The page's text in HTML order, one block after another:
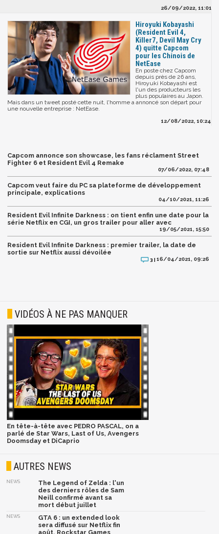
26/09/2022, 11:01
Hiroyuki Kobayashi
(Resident Evil 4,
Killer7, Devil May Cry
4) quitte Capcom
pour les Chinois de
NetEase
En poste chez Capcom
depuis près de 26 ans,
Hiroyuki Kobayashi est
l'un des producteurs les
plus populaires au Japon.
Mais dans un tweet posté cette nuit, l'homme a annoncé son départ pour
une nouvelle entreprise : NetEase.
12/08/2022, 10:24
Capcom annonce son showcase, les fans réclament Street
Fighter 6 et Resident Evil 4 Remake
07/06/2022, 07:48
Capcom veut faire du PC sa plateforme de développement
principale, explications
04/10/2021, 11:26
Resident Evil Infinite Darkness : on tient enfin une date pour la
série Netflix en CGI, un gros trailer pour aller avec
19/05/2021, 15:50
Resident Evil Infinite Darkness : premier trailer, la date de
sortie sur Netflix aussi dévoilée
3 |16/04/2021, 09:26
VIDÉOS À NE PAS MANQUER
En tête-à-tête avec PEDRO PASCAL, on a
parlé de Star Wars, Last of Us, Avengers
Doomsday et DiCaprio
AUTRES NEWS
NEWS
The Legend of Zelda : l'un
des derniers rôles de Sam
Neill confirmé avant sa
mort début juillet
NEWS
GTA 6 : un extended look
sera diffusé sur Netflix fin
août, Rockstar Games